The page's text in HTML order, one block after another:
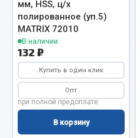
Весь раздел
Запчасти МАЗ
Система питания
Подвеска
Тормозная система
мм, HSS, ц/х
полированное (уп.5)
MATRIX 72010
В наличии
132 ₽
Купить в один клик
Опт
при полной предоплате
В корзину